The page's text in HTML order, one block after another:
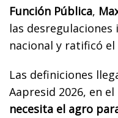
Función Pública,
las
nacional y ratificó
Las definiciones
Aapresid 2026, en el
necesita el agro